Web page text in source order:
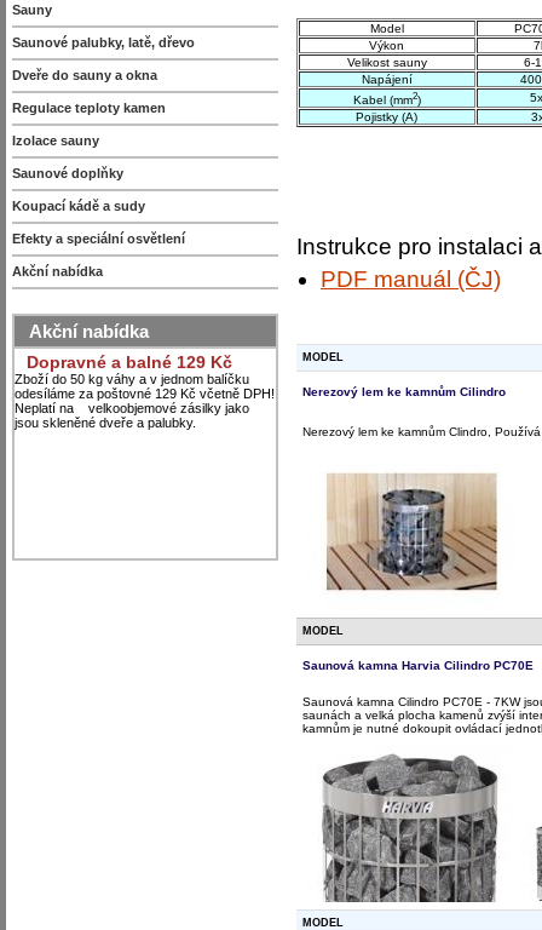
Sauny
Saunové palubky, latě, dřevo
Dveře do sauny a okna
Regulace teploty kamen
Izolace sauny
Saunové doplňky
Koupací kádě a sudy
Efekty a speciální osvětlení
Akční nabídka
Akční nabídka
Dopravné a balné 129 Kč
Zboží do 50 kg váhy a v jednom balíčku
odesíláme za poštovné 129 Kč včetně DPH!
Neplatí na velkoobjemové zásilky jako
jsou skleněné dveře a palubky.
Model
Výkon
Velikost sauny
6-
Napájení
Kabel (mm2)
Pojistky (A)
Instrukce pro instalaci
PDF manuál (ČJ)
MODEL
Nerezový lem ke kamnům Cilindro
Nerezový lem ke kamnům Clindro,
MODEL
Saunová kamna Harvia Cilindro PC70E
Saunová kamna Cilindro PC70E - 7KW
saunách a velká plocha kamenů zvýší
kamnům je nutné dokoupit ovládací
MODEL